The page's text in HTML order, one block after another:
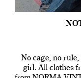
No cage, no
girl. All clothes